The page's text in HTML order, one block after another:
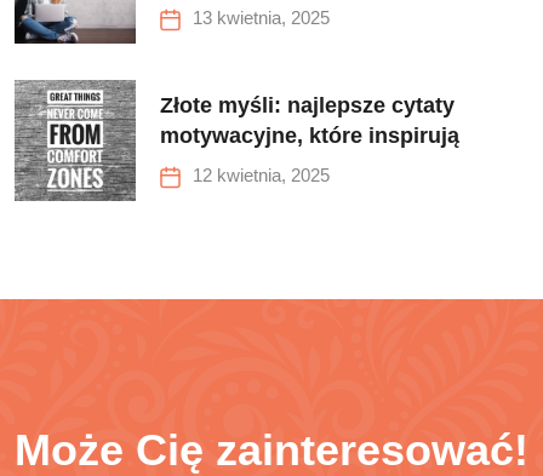
Odkryj korzyści płynące z
wyższego wykształcenia na rynku
13 kwietnia, 2025
Złote myśli: najlepsze cytaty
motywacyjne, które inspirują
12 kwietnia, 2025
Może Cię zainteresować!